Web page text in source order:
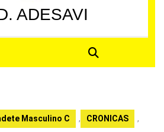
ADESAVI
Masculino C , CRONICAS ,